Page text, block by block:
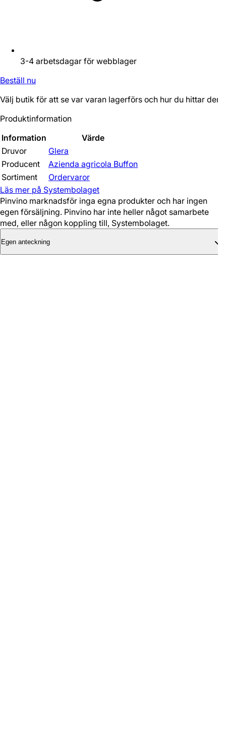
3-4 arbetsdagar för webblager
Beställ nu
Välj butik för att se var varan lagerförs och hur du hittar den.
Produktinformation
Information
Värde
Druvor
Glera
Producent
Azienda agricola Buffon
Sortiment
Ordervaror
Läs mer på Systembolaget
Pinvino marknadsför inga egna produkter och har ingen
egen försäljning. Pinvino har inte heller något samarbete
med, eller någon koppling till, Systembolaget.
Egen anteckning